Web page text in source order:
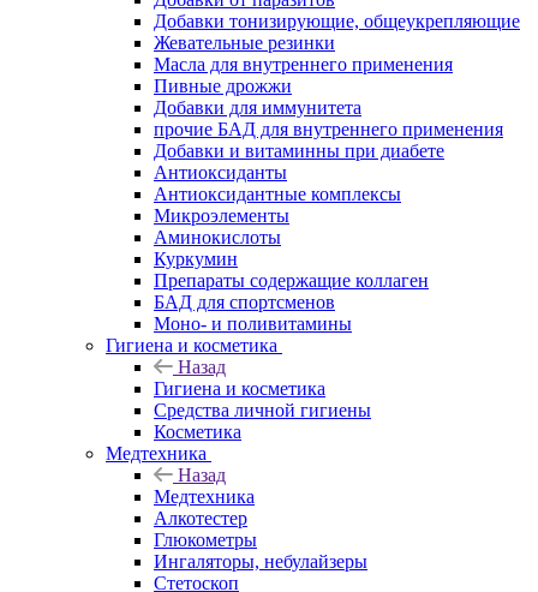
Добавки тонизирующие, общеукрепляющие
Жевательные резинки
Масла для внутреннего применения
Пивные дрожжи
Добавки для иммунитета
прочие БАД для внутреннего применения
Добавки и витаминны при диабете
Антиоксиданты
Антиоксидантные комплексы
Микроэлементы
Аминокислоты
Куркумин
Препараты содержащие коллаген
БАД для спортсменов
Моно- и поливитамины
Гигиена и косметика
Назад
Гигиена и косметика
Средства личной гигиены
Косметика
Медтехника
Назад
Медтехника
Алкотестер
Глюкометры
Ингаляторы, небулайзеры
Стетоскоп